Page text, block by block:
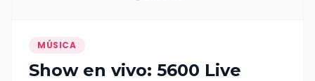
MÚSICA
Show en vivo: 5600 Live